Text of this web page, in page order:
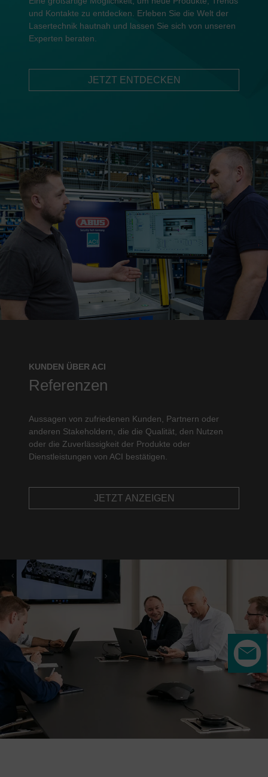
und Kontakte zu entdecken. Erleben Sie die Welt der
Lasertechnik hautnah und lassen Sie sich von unseren
Experten beraten.
JETZT ENTDECKEN
KUNDEN ÜBER ACI
Referenzen
Aussagen von zufriedenen Kunden, Partnern oder
anderen Stakeholdern, die die Qualität, den Nutzen
oder die Zuverlässigkeit der Produkte oder
Dienstleistungen von ACI bestätigen.
JETZT ANZEIGEN